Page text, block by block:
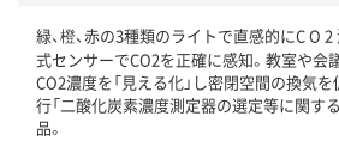
緑、橙、赤の3種類のライトで直感的にC O
式センサーでCO2を正確に感知。教室や会
CO2濃度を「見える化」し密閉空間の換気
行「二酸化炭素濃度測定器の選定等に関す
品。